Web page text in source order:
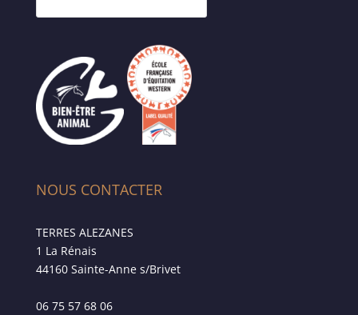
NOUS CONTACTER
TERRES ALEZANES
1 La Rénais
44160 Sainte-Anne s/Brivet
06 75 57 68 06